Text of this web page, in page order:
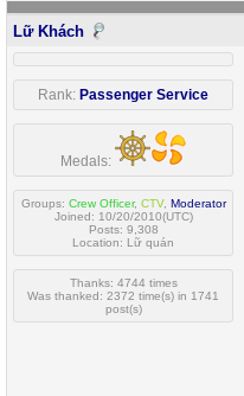
Lữ Khách
Rank: Passenger Service
Medals:
Groups: Crew Officer, CTV, Moderator
Joined: 10/20/2010(UTC)
Posts: 9,308
Location: Lữ quán
Thanks: 4744 times
Was thanked: 2372 time(s) in 1741
post(s)